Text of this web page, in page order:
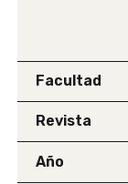
Facultad
Revista
Año